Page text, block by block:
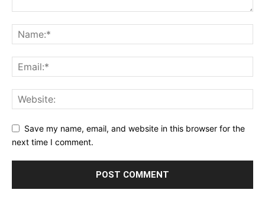
Save my name, email, and website in this browser for the
next time I comment.